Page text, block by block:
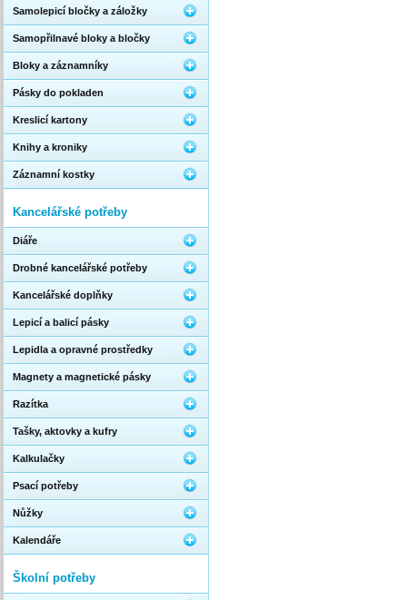
Samolepicí bločky a záložky
Samopřilnavé bloky a bločky
Bloky a záznamníky
Pásky do pokladen
Kreslicí kartony
Knihy a kroniky
Záznamní kostky
Kancelářské potřeby
Diáře
Drobné kancelářské potřeby
Kancelářské doplňky
Lepicí a balicí pásky
Lepidla a opravné prostředky
Magnety a magnetické pásky
Razítka
Tašky, aktovky a kufry
Kalkulačky
Psací potřeby
Nůžky
Kalendáře
Školní potřeby